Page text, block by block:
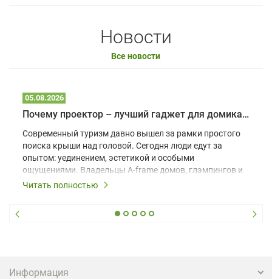
Новости
Все новости
05.08.2026
Почему проектор – лучший гаджет для домика в глэмпинге
Современный туризм давно вышел за рамки простого
поиска крыши над головой. Сегодня люди едут за
опытом: уединением, эстетикой и особыми
ощущениями. Владельцы A-frame домов, глэмпингов и
шале понимают, что конкуренция растет, и
вернуться и поделиться впечатлениями в соцсетях,
проектора.
Читать полностью
Информация